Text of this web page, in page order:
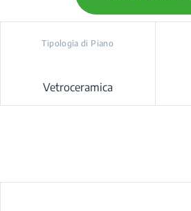
Tipologia di Piano
Vetroceramica